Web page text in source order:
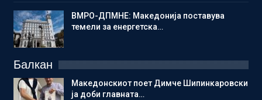
ВМРО-ДПМНЕ: Македонија поставува
темели за енергетска…
Балкан
Македонскиот поет Димче Шипинкаровски
ја доби главната…